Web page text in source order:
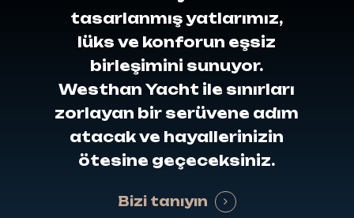
tasarlanmış yatlarımız,
lüks ve konforun eşsiz
birleşimini sunuyor.
Westhan Yacht ile sınırları
zorlayan bir serüvene adım
atacak ve hayallerinizin
ötesine geçeceksiniz.
Bizi tanıyın